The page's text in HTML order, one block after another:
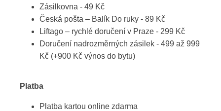
Zásilkovna - 49 Kč
Česká pošta – Balík Do ruky - 89 Kč
Liftago – rychlé doručení v Praze - 299 Kč
Doručení nadrozměrných zásilek - 499 až 999
Kč (+900 Kč výnos do bytu)
Platba
Platba kartou online zdarma